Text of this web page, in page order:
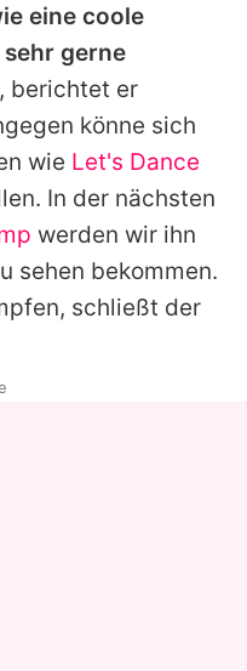
eine coole
gerne
, berichtet er
könne sich
wie Let's Dance
In der nächsten
werden wir ihn
sehen bekommen.
schließt der